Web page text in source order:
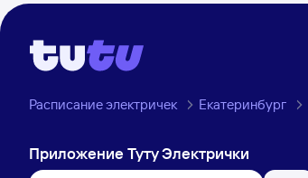
Расписание электричек Екатеринбург
Приложение Туту Электрички